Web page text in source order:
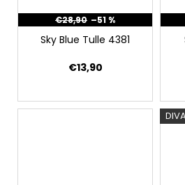
€28,90 –51 %
Sky Blue Tulle 4381
€13,90